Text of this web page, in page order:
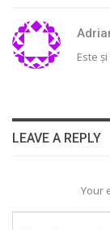
Este
LEAVE A REPLY
Your